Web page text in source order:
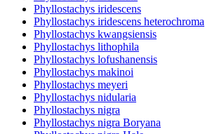
Phyllostachys iridescens
Phyllostachys iridescens heterochroma
Phyllostachys kwangsiensis
Phyllostachys lithophila
Phyllostachys lofushanensis
Phyllostachys makinoi
Phyllostachys meyeri
Phyllostachys nidularia
Phyllostachys nigra
Phyllostachys nigra Boryana